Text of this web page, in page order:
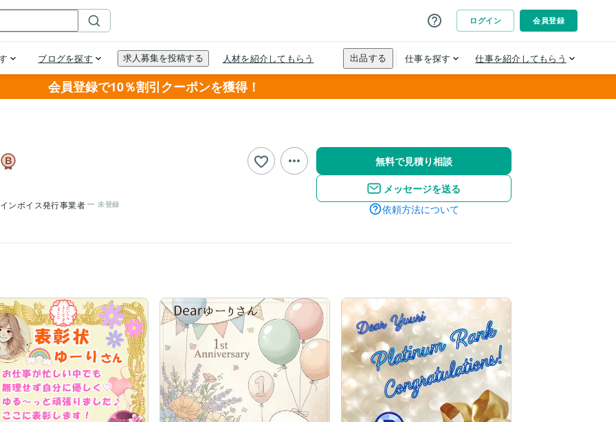
会員登録で10％割引クーポンを獲得！
インボイス発行事業者 未登録
無料で見積り相談
メッセージを送る
依頼方法について